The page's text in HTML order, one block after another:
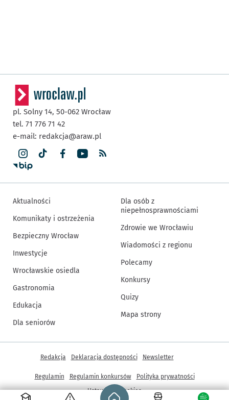
Strona główna - wroclaw.pl
pl. Solny 14, 50-062 Wrocław
tel. 71 776 71 42
e-mail: redakcja@araw.pl
Aktualności
Komunikaty i ostrzeżenia
Bezpieczny Wrocław
Inwestycje
Wrocławskie osiedla
Gastronomia
Edukacja
Dla seniorów
Dla osób z
niepełnosprawnościami
Zdrowie we Wrocławiu
Wiadomości z regionu
Polecamy
Konkursy
Quizy
Mapa strony
Inne informacje
Redakcja Deklaracja dostępności Newsletter
Regulamin Regulamin konkursów
Polityka prywatności
Ustawienia cookies